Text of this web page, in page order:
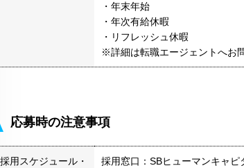
・年末年始
・年次有給休暇
・リフレッシュ休暇
※詳細は転職エージェントへお
応募時の注意事項
採用スケジュール・
採用窓口：SBヒューマンキャ